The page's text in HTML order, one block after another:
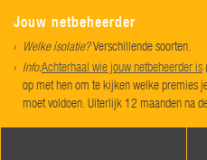
Jouw netbeheerder
Welke isolatie?Verschillende soorten.
Info:Achterhaal wie jouw netbeheerder is
op met hen om te kijken welke premies
moet voldoen. Uiterlijk 12 maanden na